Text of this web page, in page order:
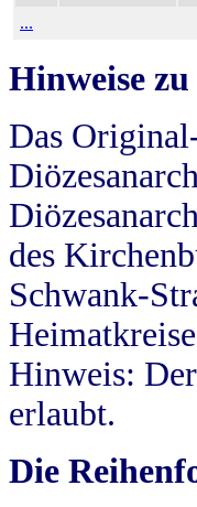
...
Hinweise
Das
des
Schwank-
Hinweis:
erlaubt.
Die